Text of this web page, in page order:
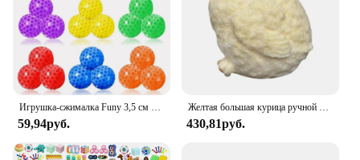
59,94руб. 430,81руб.